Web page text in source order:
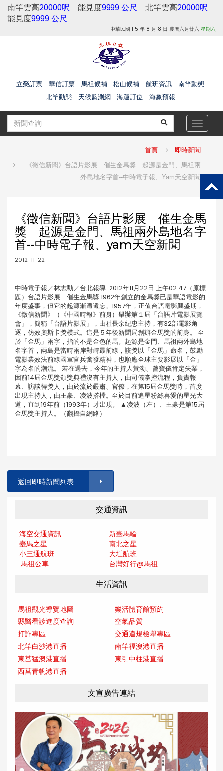
南竿雲高20000呎 能見度9999 公尺 北竿雲高20000呎
能見度9999 公尺
中華民國 115 年 8 月 8 日 農曆六月廿六 星期六
立榮訂票 華信訂票 馬祖候補 松山候補 航班資訊
南竿動態
北竿動態
天候監測網 海運訂位 海象預報
Toggle
首頁 即時新聞
《徵信新聞》台語片影展 催生金馬獎 起源是金門、馬祖兩
外島地名字首--中時電子報、yam天空新聞
《徵信新聞》台語片影展 催生金馬
獎 起源是金門、馬祖兩外島地名字
首--中時電子報、yam天空新聞
2012-11-22
中時電子報／林志勳／台北報導-2012年11月22日 上午02:47（原標
題）台語片影展 催生金馬獎 1962年創立的金馬獎已是華語電影的
年度盛事，但它的起源漸遭遺忘。1957年，正值台語電影興盛期，
《徵信新聞》（《中國時報》前身）舉辦第１屆「台語片電影展覽
會」，簡稱「台語片影展」，由社長余紀忠主持，有32部電影角
逐，仿效奧斯卡獎模式。這是５年後新聞局創辦金馬獎的前身。 至
於「金馬」兩字，指的不是金色的馬。起源是金門、馬祖兩外島地
名字首，兩島是當時兩岸對峙最前線，該獎以「金馬」命名，鼓勵
電影業效法前線國軍官兵奮發精神，也順應全球主要影展以「金」
字為名的潮流。 若在過去，今年的主持人黃渤、曾寶儀肯定失業，
因前14屆金馬獎頒獎典禮沒有主持人，由司儀掌控流程，負責報
幕、訪談得獎人，由於流於嚴肅、官僚，在第15屆金馬獎時，首度
出現主持人，由王豪、凌波搭檔。至於目前追星粉絲喜愛的星光大
道，直到19年前（1993年）才出現。 ▲凌波（左）、王豪是第15屆
金馬獎主持人。（翻攝自網路）
返回即時新聞列表
交通資訊
海空交通資訊
新臺馬輪
臺馬之星
南北之星
小三通航班
大坵航班
馬祖公車
台灣好行@馬祖
生活資訊
馬祖觀光導覽地圖
樂活體育館預約
縣醫看診進度查詢
空氣品質
打詐專區
交通違規檢舉專區
北竿白沙港直播
南竿福澳港直播
東莒猛澳港直播
東引中柱港直播
西莒青帆港直播
文宣廣告連結